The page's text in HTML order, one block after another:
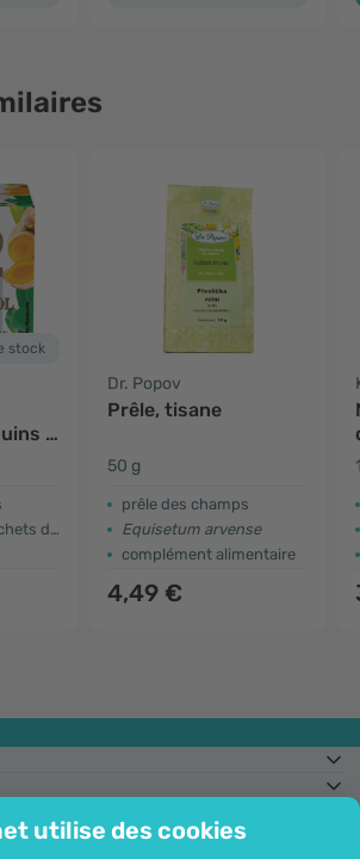
utilise des cookies
stock
-
de thé
Dr. Popov
Prêle, tisane
50 g
prêle des champs
Equisetum arvense
complément alimentaire
4,49 €